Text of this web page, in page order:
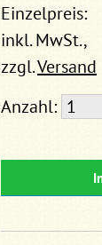
Einzelpreis:
inkl. MwSt.,
zzgl.Versand
Anzahl: